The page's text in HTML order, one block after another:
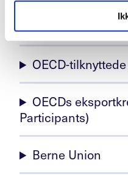
EØS-avtalens
OECD-
OECDs
Participants)
Berne Union